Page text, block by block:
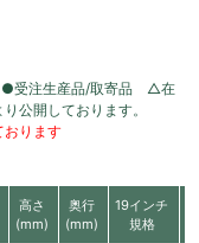
受注生産品/取寄品 △在
公開しております。
おります
高さ
(mm)
奥行
(mm)
19インチ
規格